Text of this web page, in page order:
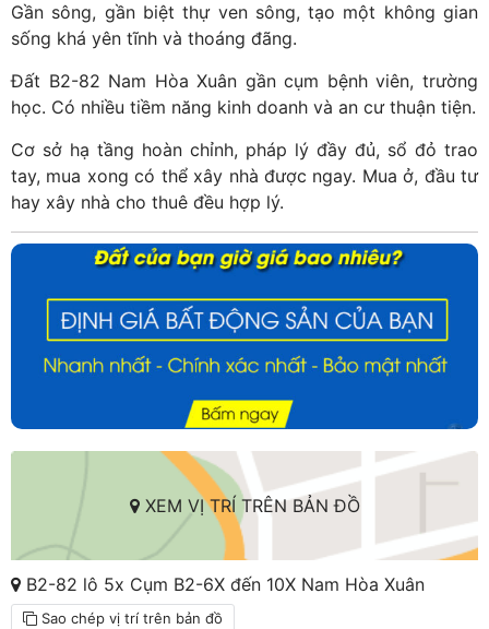
Gần sông, gần biệt thự ven sông, tạo một không gian
sống khá yên tĩnh và thoáng đãng.
Đất B2-82 Nam Hòa Xuân gần cụm bệnh viên, trường
học. Có nhiều tiềm năng kinh doanh và an cư thuận tiện.
Cơ sở hạ tầng hoàn chỉnh, pháp lý đầy đủ, sổ đỏ trao
tay, mua xong có thể xây nhà được ngay. Mua ở, đầu tư
hay xây nhà cho thuê đều hợp lý.
XEM VỊ TRÍ TRÊN BẢN ĐỒ
B2-82 lô 5x Cụm B2-6X đến 10X Nam Hòa Xuân
Sao chép vị trí trên bản đồ